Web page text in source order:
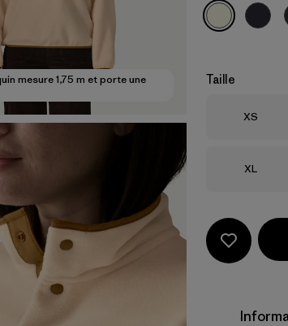
mesure 1,75 m et porte une
Taille
Taille
XS
Taille
XL